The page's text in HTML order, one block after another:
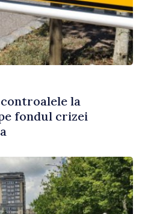
la
fondul crizei